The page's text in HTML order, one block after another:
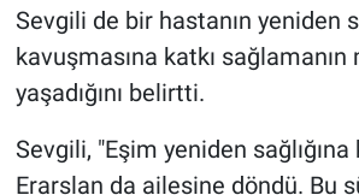
Sevgili de bir hastanın yeniden
kavuşmasına katkı
yaşadığını belirtti.
Sevgili, "Eşim yeniden
Erarslan da ailesine döndü. Bu